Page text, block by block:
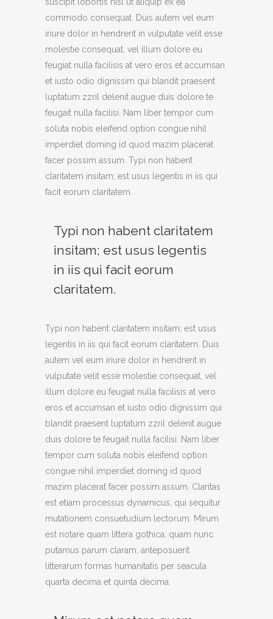
commodo consequat. Duis autem vel eum
iriure dolor in hendrerit in vulputate velit esse
molestie consequat, vel illum dolore eu
feugiat nulla facilisis at vero eros et accumsan
et iusto odio dignissim qui blandit praesent
luptatum zzril delenit augue duis dolore te
feugait nulla facilisi. Nam liber tempor cum
soluta nobis eleifend option congue nihil
imperdiet doming id quod mazim placerat
facer possim assum. Typi non habent
claritatem insitam; est usus legentis in iis qui
facit eorum claritatem.
Typi non habent claritatem
insitam; est usus legentis
in iis qui facit eorum
claritatem.
Typi non habent claritatem insitam; est usus
legentis in iis qui facit eorum claritatem. Duis
autem vel eum iriure dolor in hendrerit in
vulputate velit esse molestie consequat, vel
illum dolore eu feugiat nulla facilisis at vero
eros et accumsan et iusto odio dignissim qui
blandit praesent luptatum zzril delenit augue
duis dolore te feugait nulla facilisi. Nam liber
tempor cum soluta nobis eleifend option
congue nihil imperdiet doming id quod
mazim placerat facer possim assum. Claritas
est etiam processus dynamicus, qui sequitur
mutationem consuetudium lectorum. Mirum
est notare quam littera gothica, quam nunc
putamus parum claram, anteposuerit
litterarum formas humanitatis per seacula
quarta decima et quinta decima.